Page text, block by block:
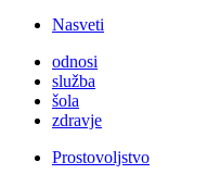
Nasveti
odnosi
služba
šola
zdravje
Prostovoljstvo